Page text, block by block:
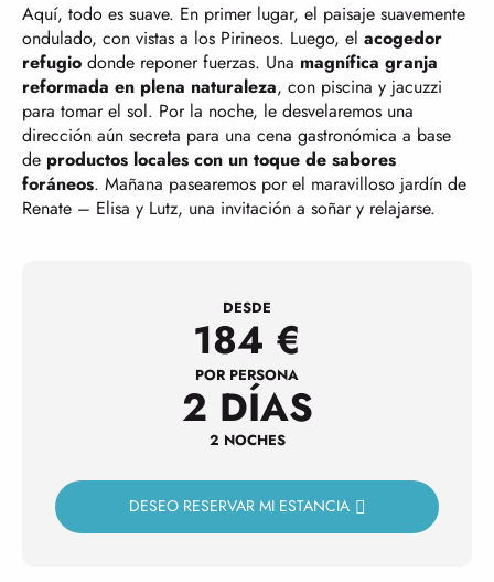
Aquí, todo es suave. En primer lugar, el paisaje suavemente
ondulado, con vistas a los Pirineos. Luego, el acogedor
refugio donde reponer fuerzas. Una magnífica granja
reformada en plena naturaleza, con piscina y jacuzzi
para tomar el sol. Por la noche, le desvelaremos una
dirección aún secreta para una cena gastronómica a base
de productos locales con un toque de sabores
foráneos. Mañana pasearemos por el maravilloso jardín de
Renate – Elisa y Lutz, una invitación a soñar y relajarse.
DESDE
184 €
POR PERSONA
2 DÍAS
2 NOCHES
DESEO RESERVAR MI ESTANCIA